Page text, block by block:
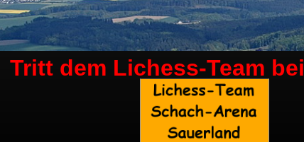
Tritt dem Lichess-Team bei